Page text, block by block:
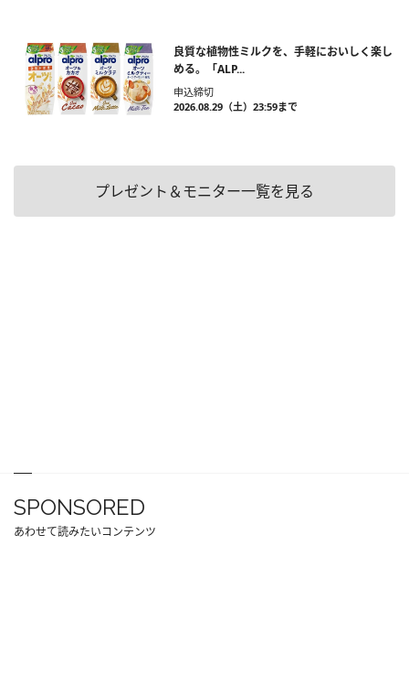
良質な植物性ミルクを、手軽においしく楽し
める。「ALP...
申込締切
2026.08.29（土）23:59まで
プレゼント＆モニター一覧を見る
SPONSORED
あわせて読みたいコンテンツ